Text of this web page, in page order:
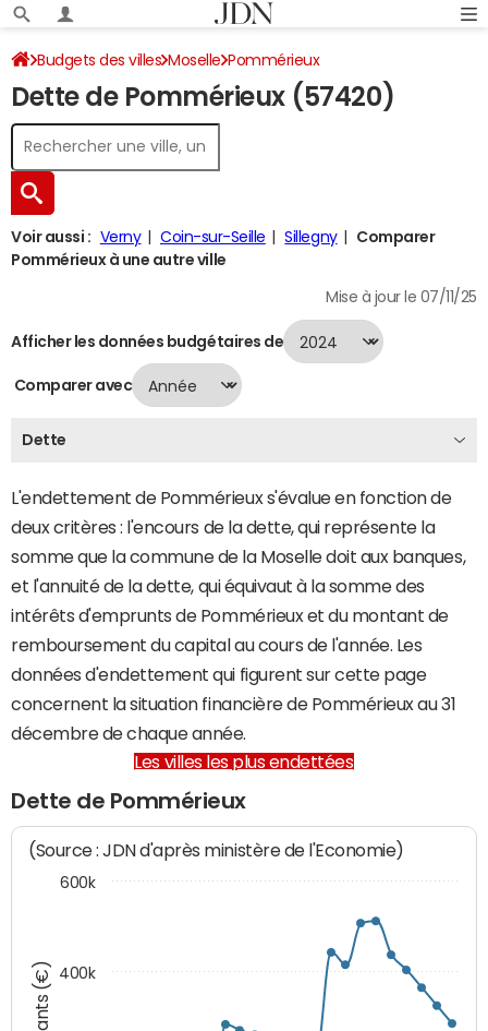
Budgets des villes Moselle Pommérieux
Dette au 31/12/2024
Dette de Pommérieux (57420)
Voir aussi : Verny Coin-sur-Seille Sillegny
Comparer
Pommérieux à une autre ville
Mise à jour le 07/11/25
Afficher les données budgétaires de
Comparer avec
Dette
L'endettement de Pommérieux s'évalue en fonction de
deux critères : l'encours de la dette, qui représente la
somme que la commune de la Moselle doit aux banques,
et l'annuité de la dette, qui équivaut à la somme des
intérêts d'emprunts de Pommérieux et du montant de
remboursement du capital au cours de l'année. Les
données d'endettement qui figurent sur cette page
concernent la situation financière de Pommérieux au 31
décembre de chaque année.
Les villes les plus endettées
Dette de Pommérieux
(Source : JDN d'après ministère de l'Economie)
400k
600k